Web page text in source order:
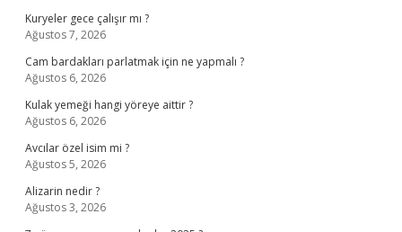
Kuryeler gece çalışır mı ?
Ağustos 7, 2026
Cam bardakları parlatmak için ne yapmalı ?
Ağustos 6, 2026
Kulak yemeği hangi yöreye aittir ?
Ağustos 6, 2026
Avcılar özel isim mi ?
Ağustos 5, 2026
Alizarin nedir ?
Ağustos 3, 2026